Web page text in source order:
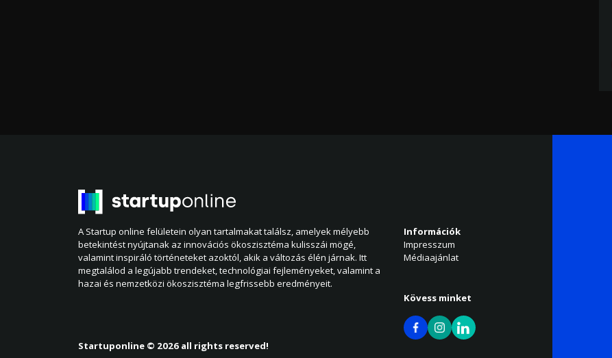
A Startup online felületein olyan tartalmakat találsz, amelyek mélyebb
betekintést nyújtanak az innovációs ökoszisztéma kulisszái mögé,
valamint inspiráló történeteket azoktól, akik a változás élén járnak. Itt
megtalálod a legújabb trendeket, technológiai fejleményeket, valamint a
hazai és nemzetközi ökoszisztéma legfrissebb eredményeit.
Információk
Impresszum
Médiaajánlat
Kövess minket
Startuponline © 2026 all rights reserved!